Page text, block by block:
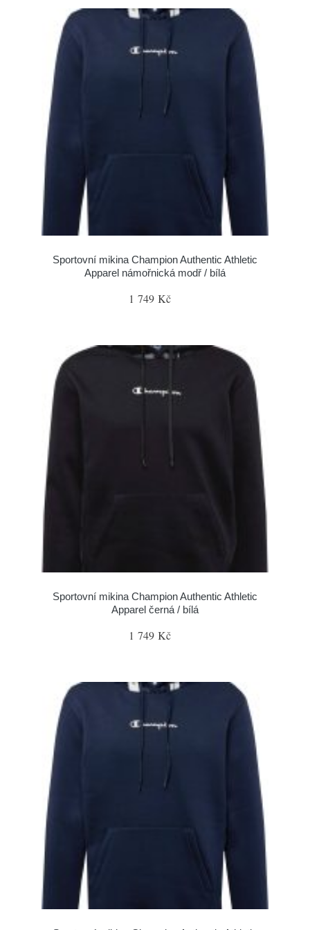
Sportovní mikina Champion Authentic Athletic
Apparel námořnická modř / bílá
1 749 Kč
Sportovní mikina Champion Authentic Athletic
Apparel černá / bílá
1 749 Kč